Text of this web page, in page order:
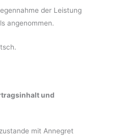
der Leistung
angenommen.
und
mit Annegret